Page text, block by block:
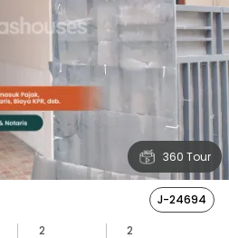
360 Tour
J-24694
2
2